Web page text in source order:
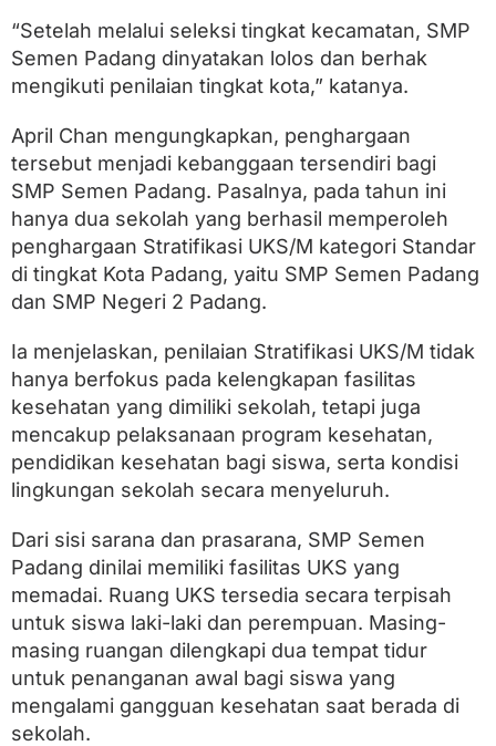
“Setelah melalui seleksi tingkat kecamatan, SMP
Semen Padang dinyatakan lolos dan berhak
mengikuti penilaian tingkat kota,” katanya.
April Chan mengungkapkan, penghargaan
tersebut menjadi kebanggaan tersendiri bagi
SMP Semen Padang. Pasalnya, pada tahun ini
hanya dua sekolah yang berhasil memperoleh
penghargaan Stratifikasi UKS/M kategori Standar
di tingkat Kota Padang, yaitu SMP Semen Padang
dan SMP Negeri 2 Padang.
Ia menjelaskan, penilaian Stratifikasi UKS/M tidak
hanya berfokus pada kelengkapan fasilitas
kesehatan yang dimiliki sekolah, tetapi juga
mencakup pelaksanaan program kesehatan,
pendidikan kesehatan bagi siswa, serta kondisi
lingkungan sekolah secara menyeluruh.
Dari sisi sarana dan prasarana, SMP Semen
Padang dinilai memiliki fasilitas UKS yang
memadai. Ruang UKS tersedia secara terpisah
untuk siswa laki-laki dan perempuan. Masing-
masing ruangan dilengkapi dua tempat tidur
untuk penanganan awal bagi siswa yang
mengalami gangguan kesehatan saat berada di
sekolah.